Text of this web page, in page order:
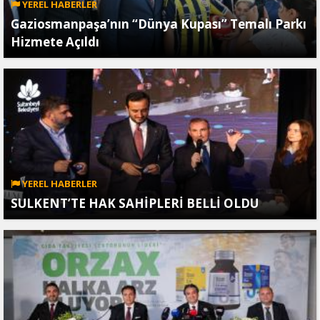
YEREL HABERLER
Gaziosmanpaşa’nın “Dünya Kupası” Temalı Parkı
Hizmete Açıldı
YEREL HABERLER
SULKENT’TE HAK SAHİPLERİ BELLİ OLDU